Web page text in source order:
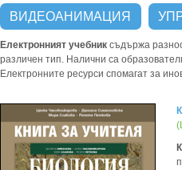
ВИДЕОАНИМАЦИЯ
Електронният учебник съдържа
различен тип. Налични са
Електронните ресурси спомагат за